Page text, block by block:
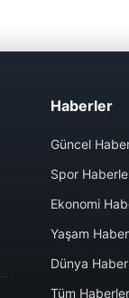
Haberler
Güncel
Spor
Ekonomi
Yaşam
Dünya
Tüm Haberler